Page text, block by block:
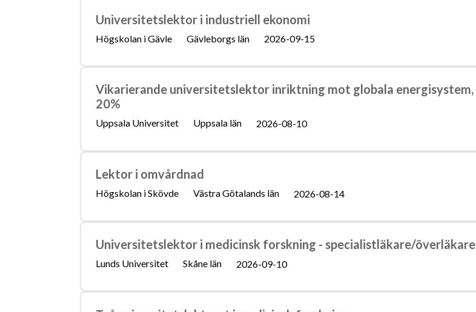
Universitetslektor i industriell ekonomi
Högskolan i Gävle Gävleborgs län 2026-09-15
Vikarierande universitetslektor inriktning mot globala energisystem,
20%
Uppsala Universitet Uppsala län 2026-08-10
Lektor i omvårdnad
Högskolan i Skövde Västra Götalands län 2026-08-14
Universitetslektor i medicinsk forskning - specialistläkare/överläkare
Lunds Universitet Skåne län 2026-09-10